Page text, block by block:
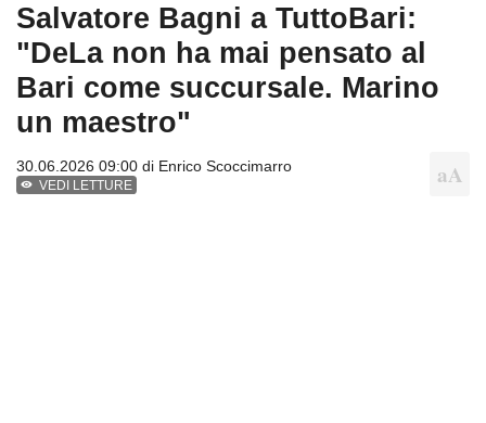
Salvatore Bagni a TuttoBari:
"DeLa non ha mai pensato al
Bari come succursale. Marino
un maestro"
30.06.2026 09:00 di Enrico Scoccimarro
VEDI LETTURE